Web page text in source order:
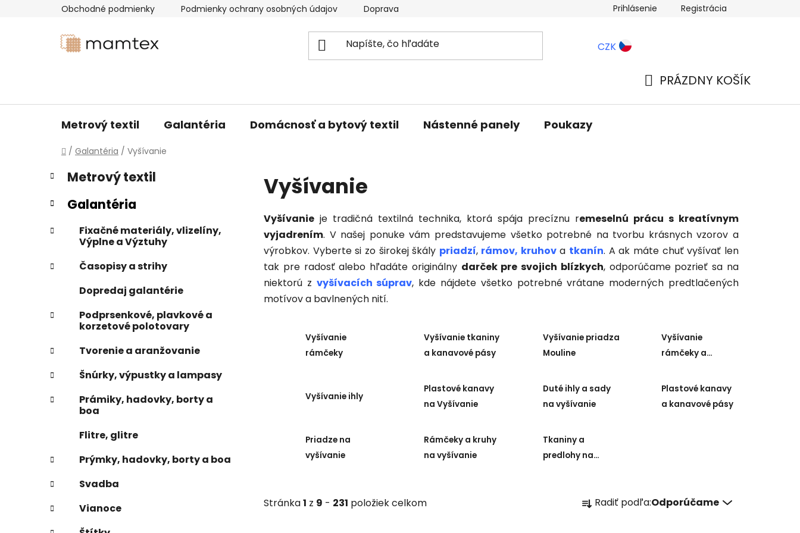
Obchodné podmienky Podmienky ochrany osobných údajov Doprava a platba Blog
Prihlásenie Registrácia
CZK
PRÁZDNY KOŠÍK
Metrový textil Galantéria Domácnosť a bytový textil Nástenné panely Poukazy
Domov
/ Galantéria / Vyšívanie
B
o
č
ý
a
l
Preskočiť
kategórie
K
a
t
e
ó
i
e
Metrový textil
Galantéria
Fixačné materiály, vlizelíny,
Výplne a Výztuhy
Časopisy a strihy
Dopredaj galantérie
Podprsenkové, plavkové a
korzetové polotovary
Tvorenie a aranžovanie
Šnúrky, výpustky a lampasy
Prámiky, hadovky, borty a
boa
Flitre, glitre
Prýmky, hadovky, borty a boa
Svadba
Vianoce
Vyšívanie
Vyšívanie je tradičná textilná technika, ktorá spája precíznu remeselnú prácu s kreatívnym
vyjadrením. V našej ponuke vám predstavujeme všetko potrebné na tvorbu krásnych vzorov a
výrobkov. Vyberte si zo širokej škály priadzí, rámov, kruhova tkanín. A ak máte chuť vyšívať len
tak pre radosť alebo hľadáte originálny darček pre svojich blízkych, odporúčame pozrieť sa na
niektorú z vyšívacích súprav, kde nájdete všetko potrebné vrátane moderných predtlačených
motívov a bavlnených nití.
Vyšívanie
rámčeky
Vyšívanie tkaniny
a kanavové pásy
Vyšívanie priadza
Mouline
Vyšívanie
rámčeky a
Vyšívanie ihly
Plastové kanavy
na Vyšívanie
Duté ihly a sady
na vyšívanie
Plastové kanavy
a kanavové pásy
Priadze na
vyšívanie
Rámčeky a kruhy
na vyšívanie
Tkaniny a
predlohy na
Stránka1 z 9 - 231 položiek celkom a Radiť podľa:Odporúčame